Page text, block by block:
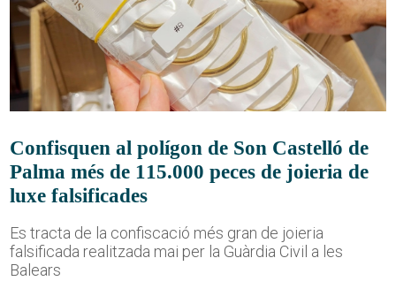
Confisquen al polígon de Son Castelló de
Palma més de 115.000 peces de joieria de
luxe falsificades
Es tracta de la confiscació més gran de joieria
falsificada realitzada mai per la Guàrdia Civil a les
Balears